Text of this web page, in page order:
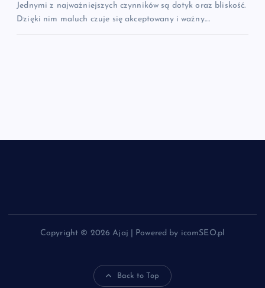
Jednymi z najważniejszych czynników są dotyk oraz bliskość.
Dzięki nim maluch czuje się akceptowany i ważny.…
Copyright © 2026 Ajaj | Powered by icomSEO.pl
Back to Top